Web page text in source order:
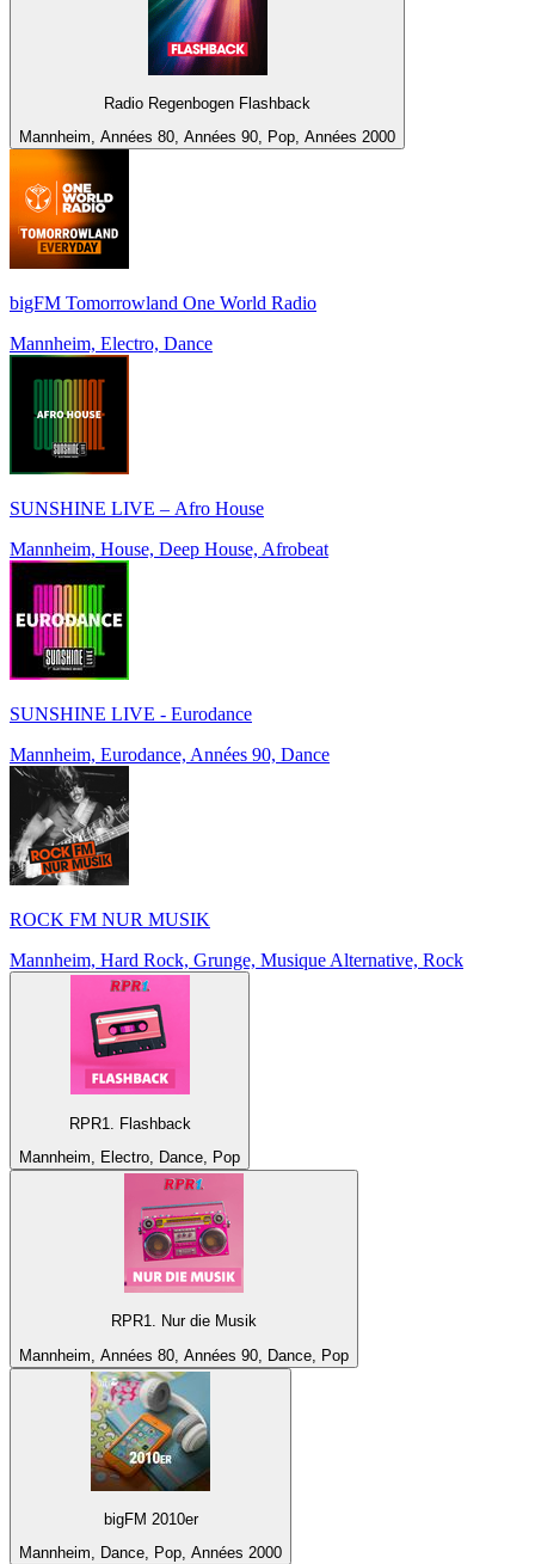
Radio Regenbogen Flashback
Mannheim, Années 80, Années 90, Pop, Années 2000
bigFM Tomorrowland One World Radio
Mannheim, Electro, Dance
SUNSHINE LIVE – Afro House
Mannheim, House, Deep House, Afrobeat
SUNSHINE LIVE - Eurodance
Mannheim, Eurodance, Années 90, Dance
ROCK FM NUR MUSIK
Mannheim, Hard Rock, Grunge, Musique Alternative, Rock
RPR1. Flashback
Mannheim, Electro, Dance, Pop
RPR1. Nur die Musik
Mannheim, Années 80, Années 90, Dance, Pop
bigFM 2010er
Mannheim, Dance, Pop, Années 2000